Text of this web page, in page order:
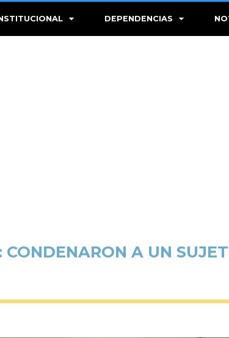
DEPENDENCIAS
A UN